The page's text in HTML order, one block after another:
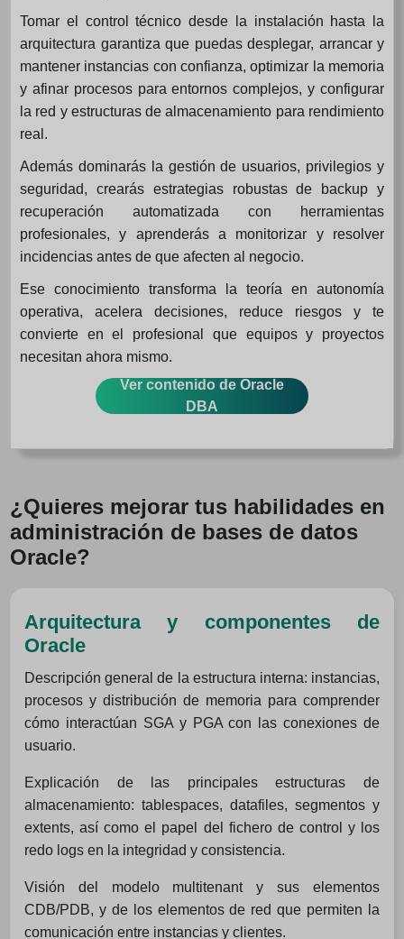
Tomar el control técnico desde la instalación hasta la
arquitectura garantiza que puedas desplegar, arrancar y
mantener instancias con confianza, optimizar la memoria
y afinar procesos para entornos complejos, y configurar
la red y estructuras de almacenamiento para rendimiento
real.
Además dominarás la gestión de usuarios, privilegios y
seguridad, crearás estrategias robustas de backup y
recuperación automatizada con herramientas
profesionales, y aprenderás a monitorizar y resolver
incidencias antes de que afecten al negocio.
Ese conocimiento transforma la teoría en autonomía
operativa, acelera decisiones, reduce riesgos y te
convierte en el profesional que equipos y proyectos
necesitan ahora mismo.
Ver contenido de Oracle
DBA
¿Quieres mejorar tus habilidades en
administración de bases de datos
Oracle?
Arquitectura y componentes de
Oracle
Descripción general de la estructura interna: instancias,
procesos y distribución de memoria para comprender
cómo interactúan SGA y PGA con las conexiones de
usuario.
Explicación de las principales estructuras de
almacenamiento: tablespaces, datafiles, segmentos y
extents, así como el papel del fichero de control y los
redo logs en la integridad y consistencia.
Visión del modelo multitenant y sus elementos
CDB/PDB, y de los elementos de red que permiten la
comunicación entre instancias y clientes.